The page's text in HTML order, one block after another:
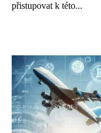
přistupovat k této...